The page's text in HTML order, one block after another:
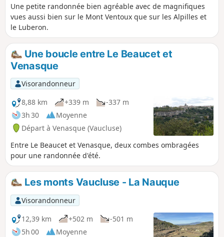
Une petite randonnée bien agréable avec de magnifiques
vues aussi bien sur le Mont Ventoux que sur les Alpilles et
le Luberon.
Une boucle entre Le Beaucet et
Venasque
Visorandonneur
8,88 km
+339 m
-337 m
3h 30
Moyenne
Départ à Venasque (Vaucluse)
Entre Le Beaucet et Venasque, deux combes ombragées
pour une randonnée d'été.
Les monts Vaucluse - La Nauque
Visorandonneur
12,39 km
+502 m
-501 m
5h 00
Moyenne